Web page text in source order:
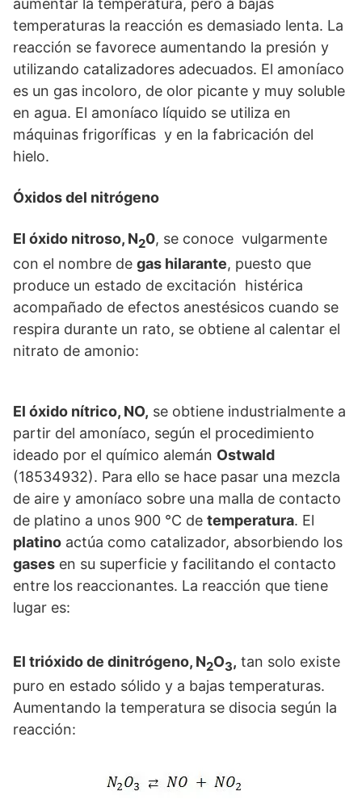
aumentar la temperatura, pero a bajas
temperaturas la reacción es demasiado lenta. La
reacción se favorece aumentando la presión y
utilizando catalizadores adecuados. El amoníaco
es un gas incoloro, de olor picante y muy soluble
en agua. El amoníaco líquido se utiliza en
máquinas frigoríficas y en la fabricación del
hielo.
Óxidos del nitrógeno
El óxido nitroso, N20, se conoce vulgarmente
con el nombre de gas hilarante, puesto que
produce un estado de excitación histérica
acompañado de efectos anestésicos cuando se
respira durante un rato, se obtiene al calentar el
nitrato de amonio:
El óxido nítrico, NO, se obtiene industrialmente a
partir del amoníaco, según el procedimiento
ideado por el químico alemán Ostwald
(18534932). Para ello se hace pasar una mezcla
de aire y amoníaco sobre una malla de contacto
de platino a unos 900 °C de temperatura. El
platino actúa como catalizador, absorbiendo los
gases en su superficie y facilitando el contacto
entre los reaccionantes. La reacción que tiene
lugar es:
El trióxido de dinitrógeno, N2O3, tan solo existe
puro en estado sólido y a bajas temperaturas.
Aumentando la temperatura se disocia según la
reacción: